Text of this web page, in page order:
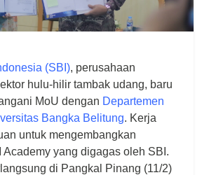
(SBI), perusahaan
hulu-hilir tambak udang, baru
MoU dengan Departemen
Bangka Belitung. Kerja
untuk mengembangkan
Academy yang digagas oleh SBI.
di Pangkal Pinang (11/2)